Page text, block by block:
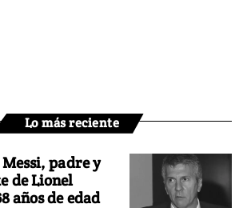
Lo más reciente
padre y
de Lionel
años de edad